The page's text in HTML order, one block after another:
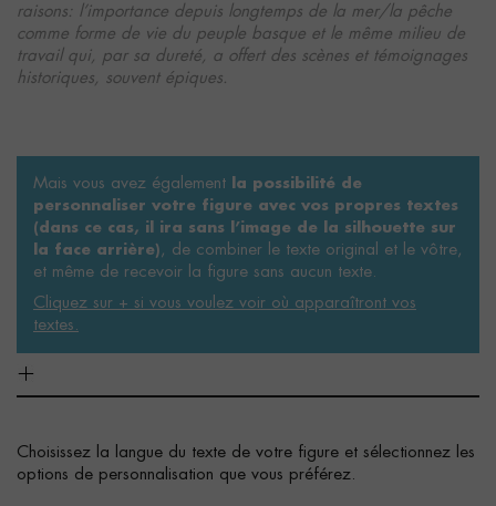
raisons: l’importance depuis longtemps de la mer/la pêche
comme forme de vie du peuple basque et le même milieu de
travail qui, par sa dureté, a offert des scènes et témoignages
historiques, souvent épiques.
Mais vous avez également
la possibilité de
personnaliser votre figure avec vos propres textes
(dans ce cas, il ira sans l’image de la silhouette sur
la face arrière) , de combiner le texte original et le vôtre,
et même de recevoir la figure sans aucun texte.
Cliquez sur + si vous voulez voir où apparaîtront vos
textes.
Choisissez la langue du texte de votre figure et sélectionnez les
options de personnalisation que vous préférez.